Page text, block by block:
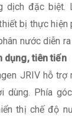
dịch đặc biệt.
bị thực hiện
nước diễn ra
dụng, tiên tiến
JRIV hỗ trợ
dùng. Phía
thị chế độ